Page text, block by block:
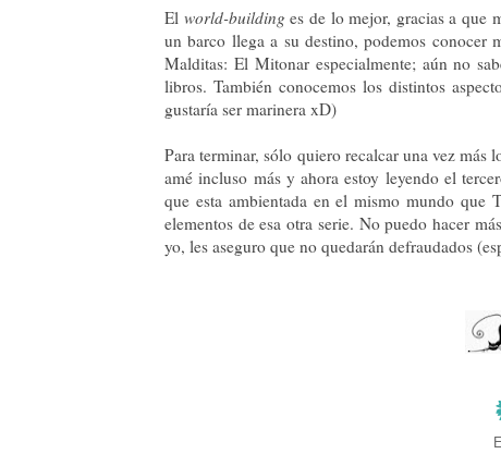
El world-buildinges de lo mejor, gracias a que
un barco llega a su destino, podemos conocer
Malditas: El Mitonar especialmente; aún no
libros. También conocemos los distintos
gustaría ser marinera xD)
Para terminar, sólo quiero recalcar una vez
amé incluso más y ahora estoy leyendo el
que esta ambientada en el mismo mundo que T
elementos de esa otra serie. No puedo hacer
yo, les aseguro que no quedarán defraudados